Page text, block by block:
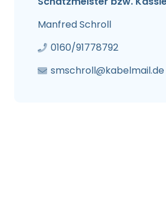
Manfred Schroll
0160/91778792
smschroll@kabelmail.de